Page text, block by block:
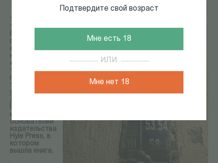
Подтвердите свой возраст
Мне есть 18
ИЛИ
Мне нет 18
11 января в
19:30 Йоэль
Регев
представит
свою новую
книгу
«Радикальный
тиджеинг». В
презентации
также примет
участие
Дмитрий
Вяткин, один
из
основателей
издательства
Hyle Press, в
котором
вышла книга.